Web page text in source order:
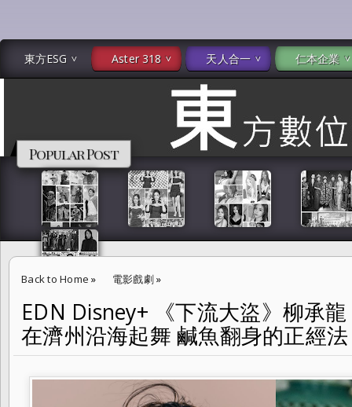
東方ESG Aster 318 天人合一 仁本企業
Popular Post
Back to Home » 電影戲劇»
EDN Disney+ 《下流大盜》柳承龍，梁世宗及林秀晶讓貪婪在濟州沿
EDN Disney+ 《下流大盜》柳承
在濟州沿海起舞 鹹魚翻身的正經法